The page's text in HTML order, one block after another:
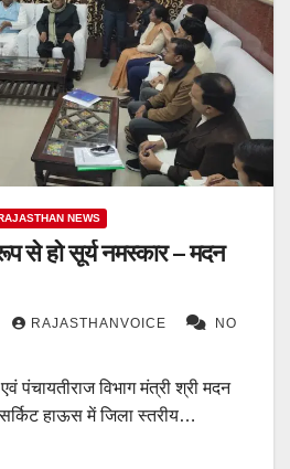
NEWS
रूप से हो सूर्य नमस्‍कार – मदन
RAJASTHANVOICE
NO
पंचायतीराज विभाग मंत्री श्री मदन
सर्किट हाऊस में जिला स्‍तरीय…